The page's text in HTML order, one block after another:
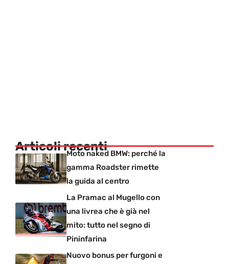
Articoli recentiMoto naked BMW: perché la
gamma Roadster rimette
la guida al centro
La Pramac al Mugello con
una livrea che è già nel
mito: tutto nel segno di
Pininfarina
Nuovo bonus per furgoni e